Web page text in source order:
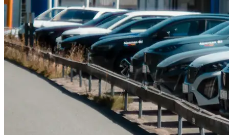
Leapmotor
Tillbehör & reservdelar